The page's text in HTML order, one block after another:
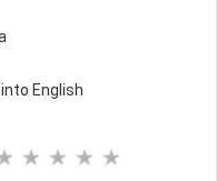
English